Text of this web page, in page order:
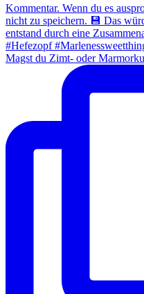
Magst du Zimt- oder